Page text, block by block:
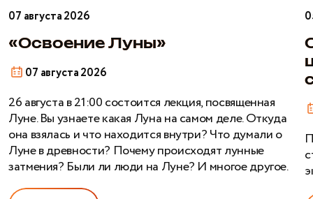
07 августа 2026
«Освоение Луны»
07 августа 2026
26 августа в 21:00 состоится лекция, посвященная
Луне. Вы узнаете какая Луна на самом деле. Откуда
она взялась и что находится внутри? Что думали о
Луне в древности? Почему происходят лунные
затмения? Были ли люди на Луне? И многое другое.